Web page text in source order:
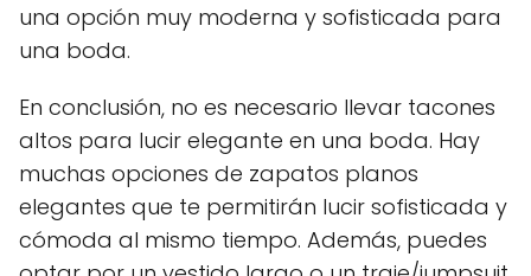
una opción muy moderna y sofisticada para
una boda.
En conclusión, no es necesario llevar tacones
altos para lucir elegante en una boda. Hay
muchas opciones de zapatos planos
elegantes que te permitirán lucir sofisticada y
cómoda al mismo tiempo. Además, puedes